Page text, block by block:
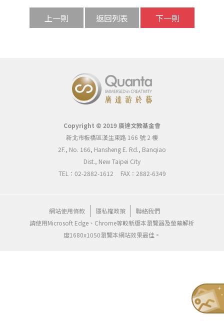
上一則 返回列表 下一則
Copyright © 2019 廣達文教基金會
新北市板橋區漢生東路 166 號 2 樓
2F., No. 166, Hansheng E. Rd., Banqiao
Dist., New Taipei City
TEL：02-2882-1612
FAX：2882-6349
網站使用條款 隱私權政策
聯絡我們
請使用Microsoft Edge、Chrome等較新版本瀏覽器及螢幕解析
度1680x1050瀏覽本網站效果最佳。